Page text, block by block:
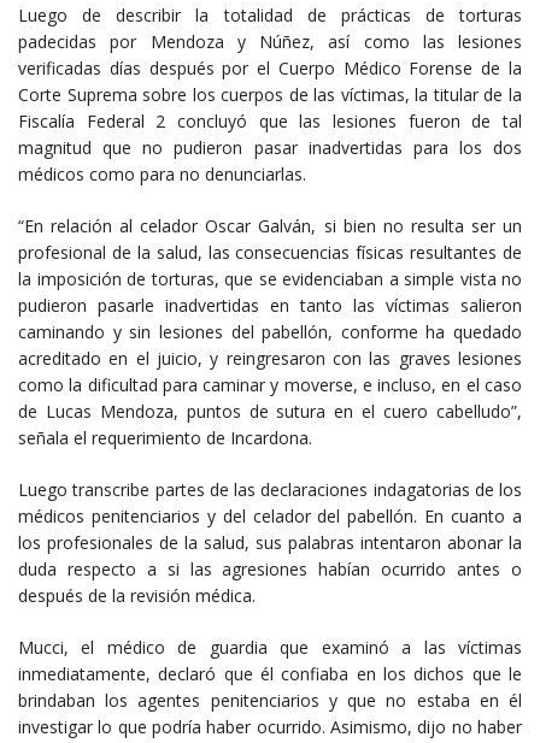
Luego de describir la totalidad de prácticas de torturas
padecidas por Mendoza y Núñez, así como las lesiones
verificadas días después por el Cuerpo Médico Forense de la
Corte Suprema sobre los cuerpos de las víctimas, la titular de la
Fiscalía Federal 2 concluyó que las lesiones fueron de tal
magnitud que no pudieron pasar inadvertidas para los dos
médicos como para no denunciarlas.
“En relación al celador Oscar Galván, si bien no resulta ser un
profesional de la salud, las consecuencias físicas resultantes de
la imposición de torturas, que se evidenciaban a simple vista no
pudieron pasarle inadvertidas en tanto las víctimas salieron
caminando y sin lesiones del pabellón, conforme ha quedado
acreditado en el juicio, y reingresaron con las graves lesiones
como la dificultad para caminar y moverse, e incluso, en el caso
de Lucas Mendoza, puntos de sutura en el cuero cabelludo”,
señala el requerimiento de Incardona.
Luego transcribe partes de las declaraciones indagatorias de los
médicos penitenciarios y del celador del pabellón. En cuanto a
los profesionales de la salud, sus palabras intentaron abonar la
duda respecto a si las agresiones habían ocurrido antes o
después de la revisión médica.
Mucci, el médico de guardia que examinó a las víctimas
inmediatamente, declaró que él confiaba en los dichos que le
brindaban los agentes penitenciarios y que no estaba en él
investigar lo que podría haber ocurrido. Asimismo, dijo no haber